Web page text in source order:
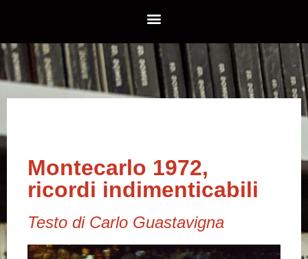
Montecarlo 1972,
ricordi indimenticabili
Testo di Carlo Guastavigna